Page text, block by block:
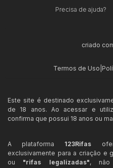
Precisa de ajuda?
criado
Termos de Uso
Este site é destinado
de 18 anos. Ao acessar e
confirma que possui 18 anos ou
A plataforma 123Rifas
exclusivamente para a criação e
ou "rifas legalizadas", não